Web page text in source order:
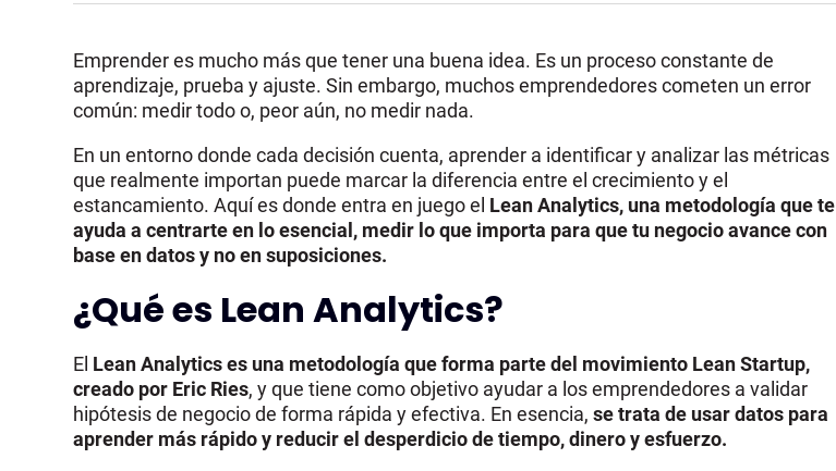
Emprender es mucho más que tener una buena idea. Es un proceso constante de
aprendizaje, prueba y ajuste. Sin embargo, muchos emprendedores cometen un error
común: medir todo o, peor aún, no medir nada.
En un entorno donde cada decisión cuenta, aprender a identificar y analizar las métricas
que realmente importan puede marcar la diferencia entre el crecimiento y el
estancamiento. Aquí es donde entra en juego el Lean Analytics, una metodología que te
ayuda a centrarte en lo esencial, medir lo que importa para que tu negocio avance con
base en datos y no en suposiciones.
¿Qué es Lean Analytics?
El Lean Analytics es una metodología que forma parte del movimiento Lean Startup,
creado por Eric Ries, y que tiene como objetivo ayudar a los emprendedores a validar
hipótesis de negocio de forma rápida y efectiva. En esencia, se trata de usar datos para
aprender más rápido y reducir el desperdicio de tiempo, dinero y esfuerzo.